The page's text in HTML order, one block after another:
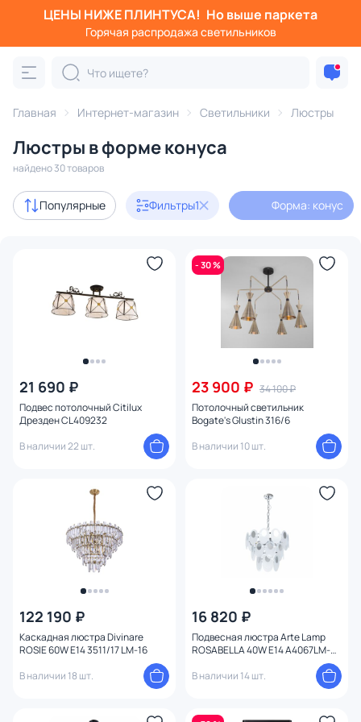
ЦЕНЫ НИЖЕ ПЛИНТУСА! Но выше паркета
Горячая распродажа светильников
Главная Интернет-магазин Светильники Люстры
Люстры в форме конуса
найдено 30 товаров
Популярные Фильтры1 Форма: конус
21 690 ₽
Подвес потолочный Citilux
Дрезден CL409232
В наличии 22 шт.
- 30 %
23 900 ₽ 34 100 ₽
Потолочный светильник
Bogate's Glustin 316/6
В наличии 10 шт.
122 190 ₽
Каскадная люстра Divinare
ROSIE 60W E14 3511/17 LM-16
В наличии 18 шт.
16 820 ₽
Подвесная люстра Arte Lamp
ROSABELLA 40W E14 A4067LM-
В наличии 14 шт.
Фильтры
Категория:
подвесные потолочные светодиодные
Акции 3
2
В наличии 19
От До
Бренд
Материал арматуры
Материал плафона